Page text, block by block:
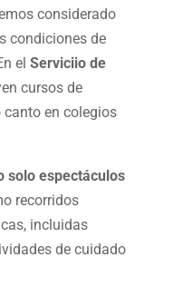
considerado
condiciones de
el Serviciio de
cursos de
en colegios
solo espectáculos
recorridos
incluidas
de cuidado